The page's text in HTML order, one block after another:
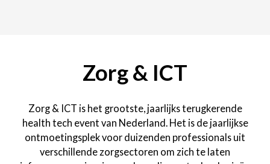
Zorg & ICT
Zorg & ICT is het grootste, jaarlijks terugkerende
health tech event van Nederland. Het is de jaarlijkse
ontmoetingsplek voor duizenden professionals uit
verschillende zorgsectoren om zich te laten